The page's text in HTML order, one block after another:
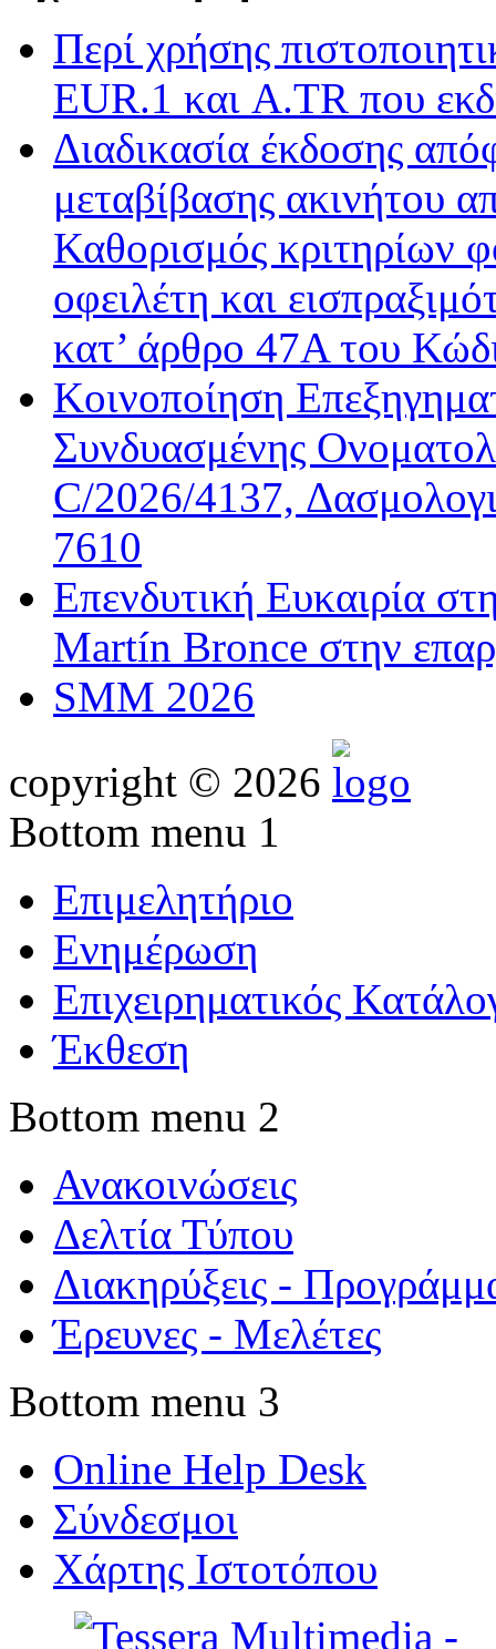
Περί χρήσης
EUR.1 και A.TR που
Διαδικασία έκδοσης
μεταβίβασης ακινήτου
Καθορισμός κριτηρίων
οφειλέτη και
κατ’ άρθρο 47Α του
Κοινοποίηση
Συνδυασμένης
C/2026/4137,
7610
Επενδυτική Ευκαιρία
Martín Bronce στην
SMM 2026
copyright © 2026
Bottom menu 1
Επιμελητήριο
Ενημέρωση
Επιχειρηματικός
Έκθεση
Bottom menu 2
Ανακοινώσεις
Δελτία Τύπου
Διακηρύξεις -
Έρευνες - Μελέτες
Bottom menu 3
Online Help Desk
Σύνδεσμοι
Χάρτης Ιστοτόπου